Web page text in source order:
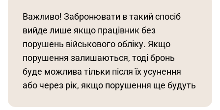
Важливо! Забронювати в такий спосіб
вийде лише якщо працівник без
порушень військового обліку. Якщо
порушення залишаються, тоді бронь
буде можлива тільки після їх усунення
або через рік, якщо порушення ще будуть